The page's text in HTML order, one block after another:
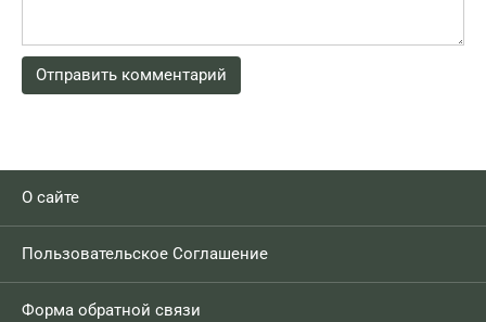
О сайте
Пользовательское Соглашение
Форма обратной связи